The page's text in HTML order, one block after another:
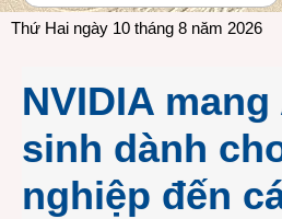
Thứ Hai ngày 10 tháng 8 năm 2026
NVIDIA mang
sinh dành
nghiệp đến